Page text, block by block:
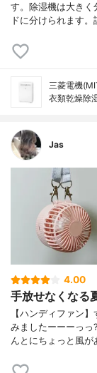
す。除湿機は大きく
ドに分けられます
三菱電機
衣類乾燥除
Jas
4.00
手放せなくなる
【ハンディファン
みましたーーーっっ
んとにちょっと風